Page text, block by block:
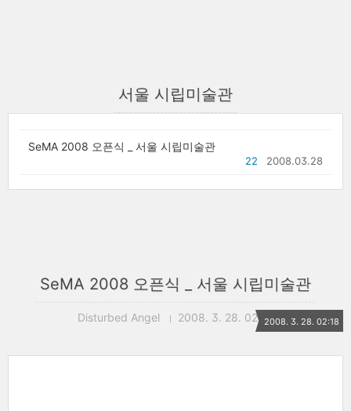
서울 시립미술관
SeMA 2008 오픈식 _ 서울 시립미술관
2008.03.28
22
SeMA 2008 오픈식 _ 서울 시립미술관
Disturbed Angel 2008. 3. 28. 02:182008. 3. 28. 02:18